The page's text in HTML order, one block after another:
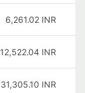
6,261.02 INR
12,522.04 INR
31,305.10 INR